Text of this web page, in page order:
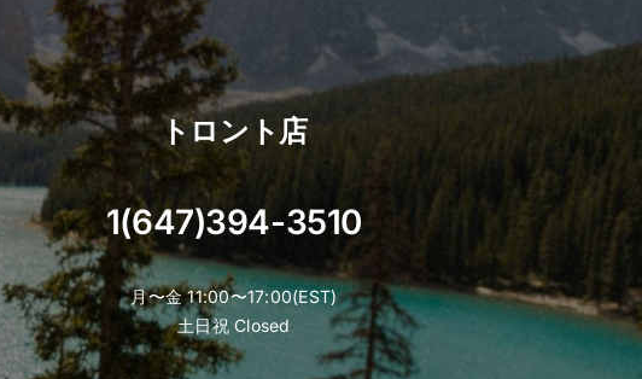
トロント店
1(647)394-3510
月〜金 11:00〜17:00(EST)
土日祝 Closed